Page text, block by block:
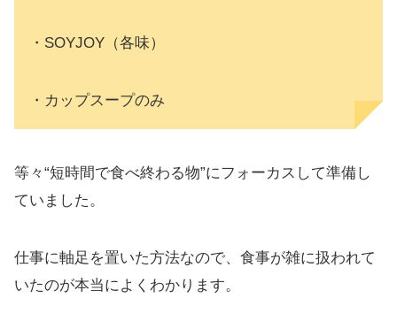
・SOYJOY（各味）
・カップスープのみ
等々“短時間で食べ終わる物”にフォーカスして準備し
ていました。
仕事に軸足を置いた方法なので、食事が雑に扱われて
いたのが本当によくわかります。